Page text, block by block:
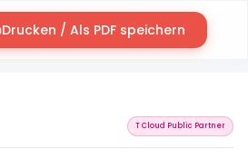
Drucken / Als PDF speichern
T Cloud Public Partner